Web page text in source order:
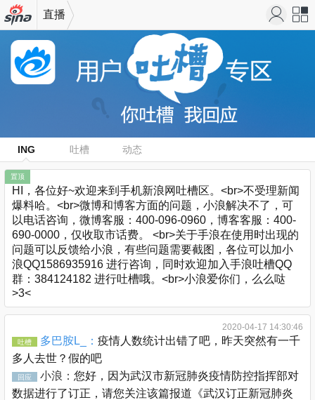
机新浪
直播
ING 吐槽 动态
置顶
HI，各位好~欢迎来到手机新浪网吐槽区。<br>不受理新闻
爆料哈。<br>微博和博客方面的问题，小浪解决不了，可
以电话咨询，微博客服：400-096-0960，博客客服：400-
690-0000，仅收取市话费。 <br>关于手浪在使用时出现的
问题可以反馈给小浪，有些问题需要截图，各位可以加小
浪QQ1586935916 进行咨询，同时欢迎加入手浪吐槽QQ
群：384124182 进行吐槽哦。<br>小浪爱你们，么么哒
>3<
2020-04-17 14:30:46
吐槽 多巴胺L_： 疫情人数统计出错了吧，昨天突然有一千
多人去世？假的吧
回应 小浪： 您好，因为武汉市新冠肺炎疫情防控指挥部对
数据进行了订正，请您关注该篇报道《武汉订正新冠肺炎